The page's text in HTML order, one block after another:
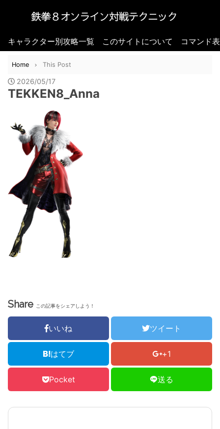
キャラクター別攻略一覧 このサイトについて コマンド
Home This Post
2026/05/17
TEKKEN8_Anna
Share この記事をシェアしよう！
いいね ツイート
はてブ +1
Pocket 送る